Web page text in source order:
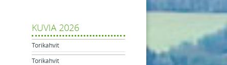
KUVIA 2026
Torikahvit
Torikahvit